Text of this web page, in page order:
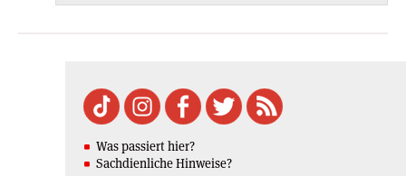
Was passiert hier?
Sachdienliche Hinweise?